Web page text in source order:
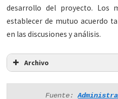
desarrollo del proyecto. Los
establecer de mutuo acuerdo
en las discusiones y análisis.
Archivo
Fuente: